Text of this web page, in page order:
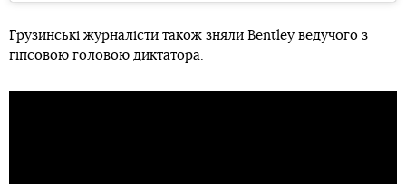
Грузинські журналісти також зняли Bentley ведучого з
гіпсовою головою диктатора.